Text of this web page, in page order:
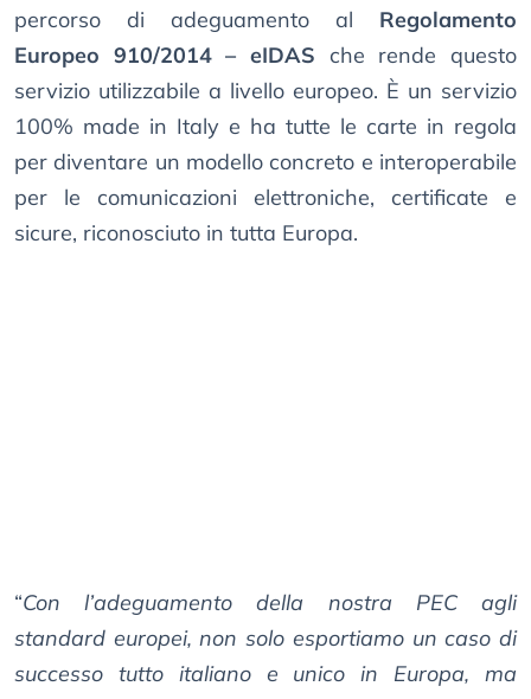
percorso di adeguamento al Regolamento
Europeo 910/2014 – eIDAS che rende questo
servizio utilizzabile a livello europeo. È un servizio
100% made in Italy e ha tutte le carte in regola
per diventare un modello concreto e interoperabile
per le comunicazioni elettroniche, certificate e
sicure, riconosciuto in tutta Europa.
“Con l’adeguamento della nostra PEC agli
standard europei, non solo esportiamo un caso di
successo tutto italiano e unico in Europa, ma